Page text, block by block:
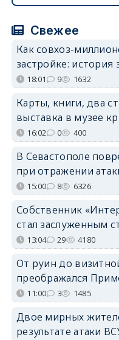
Свежее
Как совхоз-
застройке: история
18:01 9 1632
Карты, книги, два
выставка в музее
16:02 0 400
В Севастополе
при отражении
15:00 8 6326
Собственник
стал заслуженным
13:04 29 4180
От руин до
преображался
11:00 3 1485
Двое мирных
результате атаки